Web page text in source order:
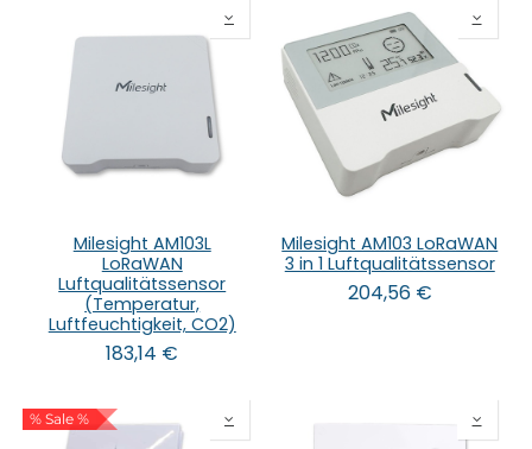
Milesight AM103L
LoRaWAN
Luftqualitätssensor
(Temperatur,
Luftfeuchtigkeit, CO2)
183,14 €
Milesight AM103 LoRaWAN
3 in 1 Luftqualitätssensor
204,56€
% Sale %